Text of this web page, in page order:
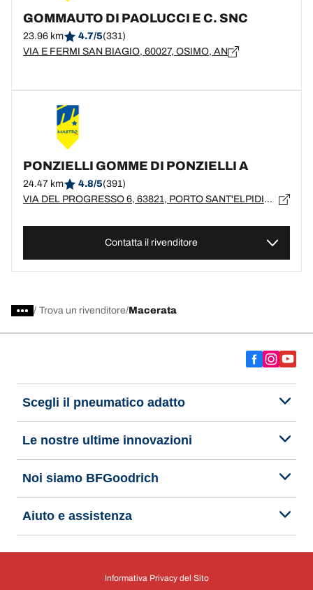
GOMMAUTO DI PAOLUCCI E C. SNC
23.96 km 4.7/5(331)
VIA E FERMI SAN BIAGIO, 60027, OSIMO, AN
PONZIELLI GOMME DI PONZIELLI A
24.47 km 4.8/5(391)
VIA DEL PROGRESSO 6, 63821, PORTO SANT'ELPIDIO, FM
Contatta il rivenditore
/ Trova un rivenditore Macerata
Scegli il pneumatico adatto
Le nostre ultime innovazioni
Noi siamo BFGoodrich
Aiuto e assistenza
Informativa Privacy del Sito